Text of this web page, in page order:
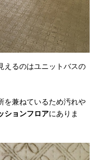
えるのはユニットバスの
を兼ねているため汚れや
ションフロアにありま